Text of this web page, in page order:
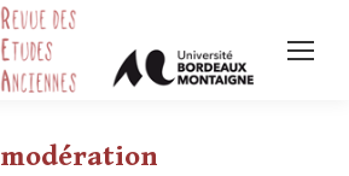
modération